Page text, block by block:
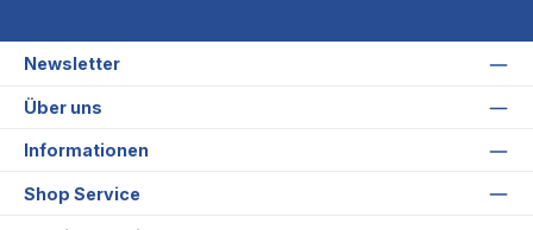
Newsletter
Über uns
Informationen
Shop Service